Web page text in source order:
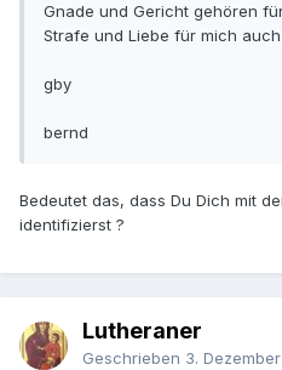
Gnade und Gericht gehören
Strafe und Liebe für mich auch
gby
bernd
Bedeutet das, dass Du Dich mit
identifizierst ?
Lutheraner
Geschrieben 3.